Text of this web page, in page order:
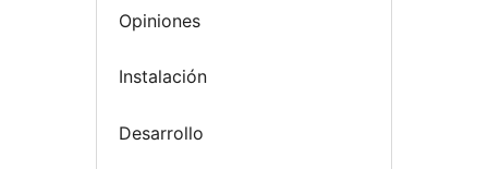
Opiniones
Instalación
Desarrollo